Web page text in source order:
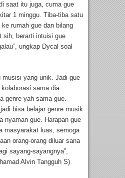
saat itu juga, cuma gue
1 minggu. Tiba-tiba satu
rumah gue dan bilang
sih, berarti intuisi gue
ungkap Dycal soal
musisi yang unik. Jadi gue
sama dia.
genre yah sama gue.
bisa belajar genre musik
nyaman gue. Harapan gue
masyarakat luas, semoga
orang-orang diluar sana
sayang-sayangnya”,
Alvin Tangguh S)